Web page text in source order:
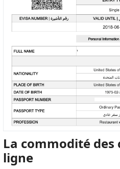
La commodité
ligne